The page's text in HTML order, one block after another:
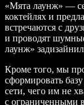
«Мята лаунж» —
коктейлях и
встречаются с
и проводят
лаунж»
Кроме того, мы
сформировать
сети, чего им не
с ограниченными